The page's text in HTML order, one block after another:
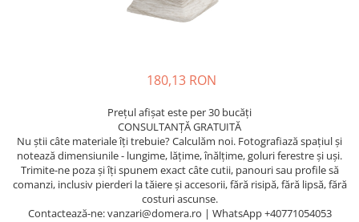
Accesorii Riflaje Decorative
Accesorii Universale
Capac Glaf Interior
180,13 RON
Prețul afișat este per 30 bucăți
CONSULTANȚĂ GRATUITĂ
Nu știi câte materiale îți trebuie? Calculăm noi. Fotografiază spațiul și
notează dimensiunile - lungime, lățime, înălțime, goluri ferestre și uși.
Trimite-ne poza și îți spunem exact câte cutii, panouri sau profile să
comanzi, inclusiv pierderi la tăiere și accesorii, fără risipă, fără lipsă, fără
costuri ascunse.
Contactează-ne: vanzari@domera.ro | WhatsApp +40771054053